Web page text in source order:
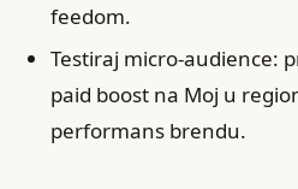
feedom.
Testiraj micro-audience:
paid boost na Moj u
performans brendu.